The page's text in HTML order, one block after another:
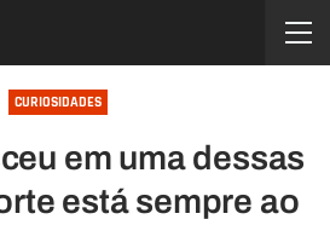
CURIOSIDADES
em uma dessas
está sempre ao